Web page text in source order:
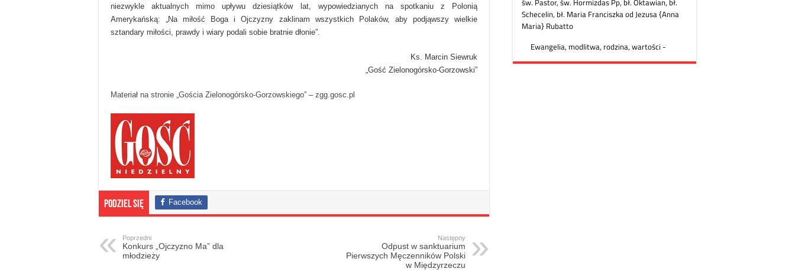
niezwykle aktualnych mimo upływu dziesiątków lat, wypowiedzianych na spotkaniu z Polonią
Amerykańską: „Na miłość Boga i Ojczyzny zaklinam wszystkich Polaków, aby podjąwszy wielkie
sztandary miłości, prawdy i wiary podali sobie bratnie dłonie”.
Ks. Marcin Siewruk
„Gość Zielonogórsko-Gorzowski”
Materiał na stronie „Gościa Zielonogórsko-Gorzowskiego” – zgg.gosc.pl
Podziel się Facebook
Poprzedni
Konkurs „Ojczyzno Ma” dla
młodzieży
Następny
Odpust w sanktuarium
Pierwszych Męczenników Polski
w Międzyrzeczu